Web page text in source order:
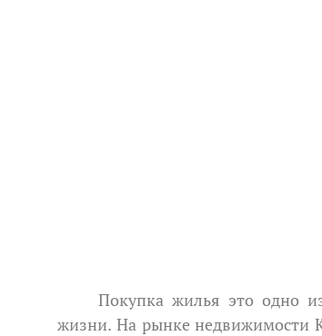
жизни. На рынке недвижимости